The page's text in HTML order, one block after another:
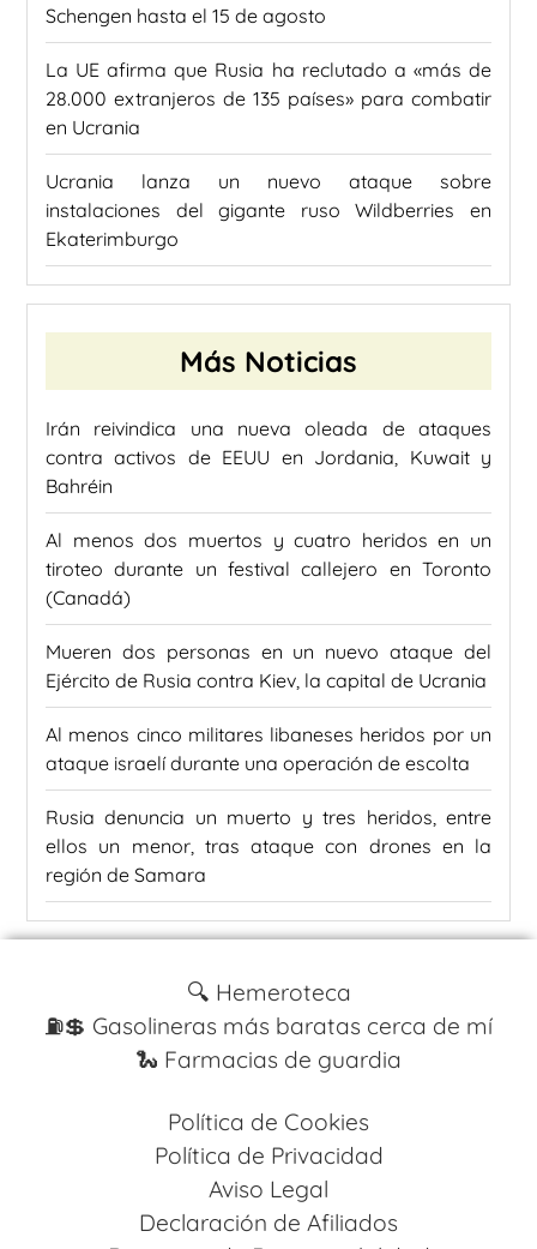
Schengen hasta el 15 de agosto
La UE afirma que Rusia ha reclutado a «más de
28.000 extranjeros de 135 países» para combatir
en Ucrania
Ucrania lanza un nuevo ataque sobre
instalaciones del gigante ruso Wildberries en
Ekaterimburgo
Más Noticias
Irán reivindica una nueva oleada de ataques
contra activos de EEUU en Jordania, Kuwait y
Bahréin
Al menos dos muertos y cuatro heridos en un
tiroteo durante un festival callejero en Toronto
(Canadá)
Mueren dos personas en un nuevo ataque del
Ejército de Rusia contra Kiev, la capital de Ucrania
Al menos cinco militares libaneses heridos por un
ataque israelí durante una operación de escolta
Rusia denuncia un muerto y tres heridos, entre
ellos un menor, tras ataque con drones en la
región de Samara
🔍 Hemeroteca
⛽️💲 Gasolineras más baratas cerca de mí
🐍 Farmacias de guardia
Política de Cookies
Política de Privacidad
Aviso Legal
Declaración de Afiliados